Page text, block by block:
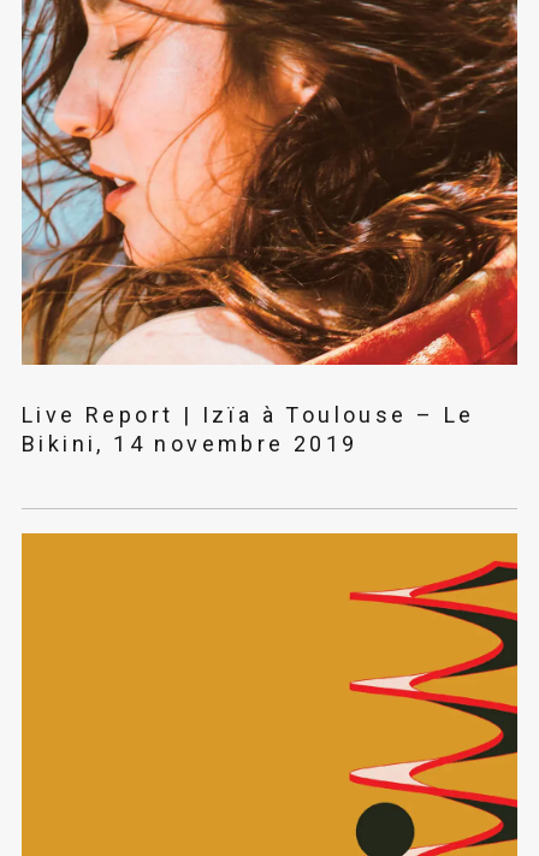
Live Report | Izïa à Toulouse – Le
Bikini, 14 novembre 2019